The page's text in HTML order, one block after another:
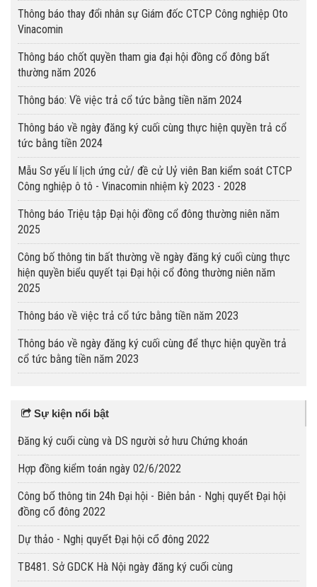
Thông báo thay đổi nhân sự Giám đốc CTCP Công nghiệp Oto
Vinacomin
Thông báo chốt quyền tham gia đại hội đồng cổ đông bất
thường năm 2026
Thông báo: Về việc trả cổ tức bằng tiền năm 2024
Thông báo về ngày đăng ký cuối cùng thực hiện quyền trả cổ
tức bằng tiền 2024
Mẫu Sơ yếu lí lịch ứng cử/ đề cử Uỷ viên Ban kiểm soát CTCP
Công nghiệp ô tô - Vinacomin nhiệm kỳ 2023 - 2028
Thông báo Triệu tập Đại hội đồng cổ đông thường niên năm
2025
Công bố thông tin bất thường về ngày đăng ký cuối cùng thực
hiện quyền biểu quyết tại Đại hội cổ đông thường niên năm
2025
Thông báo về việc trả cổ tức bằng tiền năm 2023
Thông báo về ngày đăng ký cuối cùng để thực hiện quyền trả
cổ tức bằng tiền năm 2023
Sự kiện nổi bật
Đăng ký cuối cùng và DS người sở hưu Chứng khoán
Hợp đồng kiểm toán ngày 02/6/2022
Công bố thông tin 24h Đại hội - Biên bản - Nghị quyết Đại hội
đồng cổ đông 2022
Dự thảo - Nghị quyết Đại hội cổ đông 2022
TB481. Sở GDCK Hà Nội ngày đăng ký cuối cùng